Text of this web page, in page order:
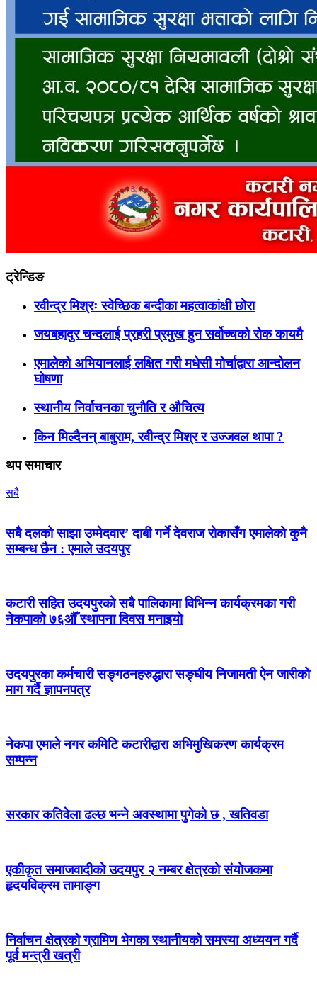
ट्रेन्डिङ
रवीन्द्र मिश्रः स्वेच्छिक बन्दीका महत्वाकांक्षी छोरा
जयबहादुर चन्दलाई प्रहरी प्रमुख हुन सर्वोच्चको रोक कायमै
एमालेको अभियानलाई लक्षित गरी मधेसी मोर्चाद्वारा आन्दोलन
घोषणा
स्थानीय निर्वाचनका चुनौति र औचित्य
किन मिल्दैनन् बाबुराम, रवीन्द्र मिश्र र उज्जवल थापा ?
थप समाचार
सबै
सबै दलको साझा उम्मेदवार’ दाबी गर्ने देवराज रोकासँग एमालेको कुनै
सम्बन्ध छैन : एमाले उदयपुर
कटारी सहित उदयपुरको सबै पालिकामा विभिन्न कार्यक्रमका गरी
नेकपाको ७६औँ स्थापना दिवस मनाइयो
उदयपुरका कर्मचारी सङ्गठनहरुद्धारा सङ्घीय निजामती ऐन जारीको
माग गर्दै ज्ञापनपत्र
नेकपा एमाले नगर कमिटि कटारीद्वारा अभिमुखिकरण कार्यक्रम
सम्पन्न
सरकार कतिवेला ढल्छ भन्ने अवस्थामा पुगेको छ , खतिवडा
एकीकृत समाजवादीको उदयपुर २ नम्बर क्षेत्रको संयोजकमा
हृदयविक्रम तामाङ्ग
निर्वाचन क्षेत्रको ग्रामिण भेगका स्थानीयको समस्या अध्ययन गर्दै
पूर्व मन्त्री खत्री